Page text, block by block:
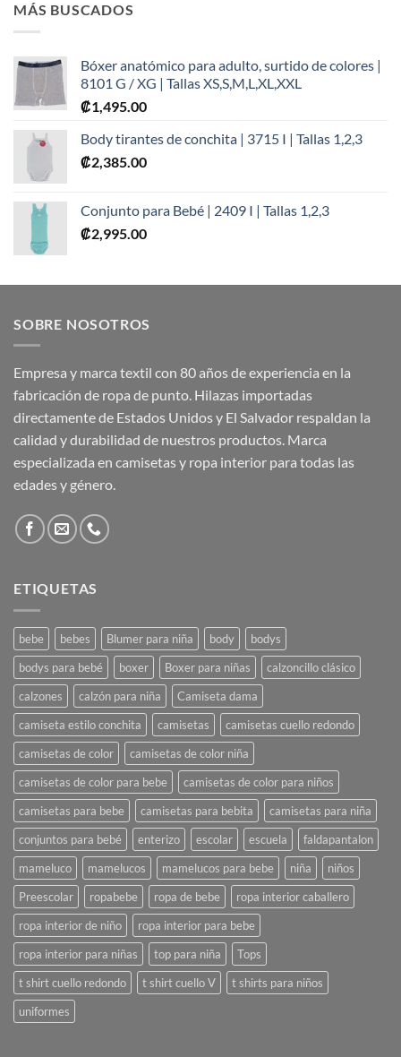
MÁS BUSCADOS
Bóxer anatómico para adulto, surtido de colores |
8101 G / XG | Tallas XS,S,M,L,XL,XXL
₡1,495.00
Body tirantes de conchita | 3715 I | Tallas 1,2,3
₡2,385.00
Conjunto para Bebé | 2409 I | Tallas 1,2,3
₡2,995.00
SOBRE NOSOTROS
Empresa y marca textil con 80 años de experiencia en la
fabricación de ropa de punto. Hilazas importadas
directamente de Estados Unidos y El Salvador respaldan la
calidad y durabilidad de nuestros productos. Marca
especializada en camisetas y ropa interior para todas las
edades y género.
ETIQUETAS
bebe bebes Blumer para niña body
bodys
bodys para bebé
boxer Boxer para niñas
calzoncillo clásico
calzones
calzón para niña
Camiseta dama
camiseta estilo conchita
camisetas
camisetas cuello redondo
camisetas de color
camisetas de color niña
camisetas de color para bebe
camisetas de color para niños
camisetas para bebe
camisetas para bebita
camisetas para niña
conjuntos para bebé
enterizo escolar escuela
faldapantalon
mameluco
mamelucos mamelucos para bebe niña
niños
Preescolar
ropabebe ropa de bebe
ropa interior caballero
ropa interior de niño
ropa interior para bebe
ropa interior para niñas
top para niña
Tops
t shirt cuello redondo
t shirt cuello V
t shirts para niños
uniformes